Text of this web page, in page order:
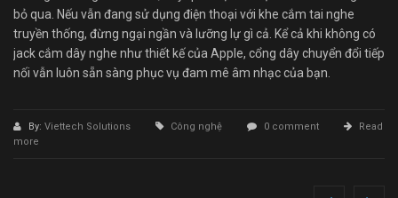
bỏ qua. Nếu vẫn đang sử dụng điện thoại với khe cắm tai nghe
truyền thống, đừng ngại ngần và lưỡng lự gì cả. Kể cả khi không có
jack cắm dây nghe như thiết kế của Apple, cổng dây chuyển đổi tiếp
nối vẫn luôn sẵn sàng phục vụ đam mê âm nhạc của bạn.
By: Viettech Solutions Công nghệ 0 comment
Read
more